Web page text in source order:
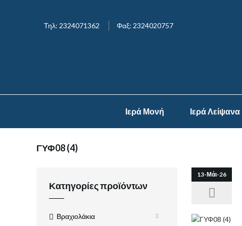
Τηλ: 2324071362 Φαξ: 2324020757
Ιερά Μονή Ιερά Λείψανα
ΓΥΦ08 (4)
13-Μάι-26
Κατηγορίες προϊόντων
Βραχιολάκια